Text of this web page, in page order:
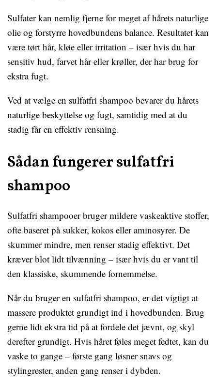
Sulfater kan nemlig fjerne for meget af hårets naturlige
olie og forstyrre hovedbundens balance. Resultatet kan
være tørt hår, kløe eller irritation – især hvis du har
sensitiv hud, farvet hår eller krøller, der har brug for
ekstra fugt.
Ved at vælge en sulfatfri shampoo bevarer du hårets
naturlige beskyttelse og fugt, samtidig med at du
stadig får en effektiv rensning.
Sådan fungerer sulfatfri
shampoo
Sulfatfri shampooer bruger mildere vaskeaktive stoffer,
ofte baseret på sukker, kokos eller aminosyrer. De
skummer mindre, men renser stadig effektivt. Det
kræver blot lidt tilvænning – især hvis du er vant til
den klassiske, skummende fornemmelse.
Når du bruger en sulfatfri shampoo, er det vigtigt at
massere produktet grundigt ind i hovedbunden. Brug
gerne lidt ekstra tid på at fordele det jævnt, og skyl
derefter grundigt. Hvis håret føles meget fedtet, kan du
vaske to gange – første gang løsner snavs og
stylingrester, anden gang renser i dybden.